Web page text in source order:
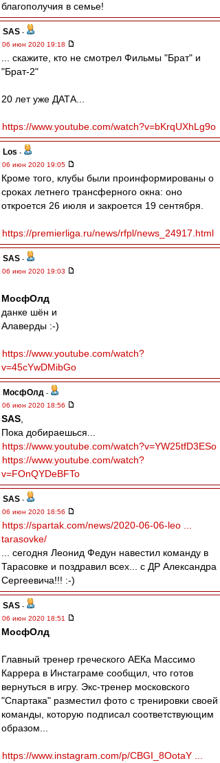
благополучия в семье!
SAS -
06 июн 2020 19:18
... скажите, кто не смотрел Фильмы "Брат" и
"Брат-2"
20 лет уже ДАТА...
https://www.youtube.com/watch?v=bKrqUXhLg9o
Los -
06 июн 2020 19:05
Кроме того, клубы были проинформированы о
сроках летнего трансферного окна: оно
откроется 26 июля и закроется 19 сентября.
https://premierliga.ru/news/rfpl/news_24917.html
SAS -
06 июн 2020 19:03
МосфОлд
данке шён и
Алаверды :-)
https://www.youtube.com/watch?
v=45cYwDMibGo
МосфОлд -
06 июн 2020 18:56
SAS
Пока добираешься...
https://www.youtube.com/watch?v=YW25tfD3ESo
https://www.youtube.com/watch?
v=FOnQYDeBFTo
SAS -
06 июн 2020 18:56
https://spartak.com/news/2020-06-06-leo ...
tarasovke/
... сегодня Леонид Федун навестил команду в
Тарасовке и поздравил всех... с ДР Александра
Сергеевича!!! :-)
SAS -
06 июн 2020 18:51
МосфОлд
Главный тренер греческого АЕКа Массимо
Каррера в Инстаграме сообщил, что готов
вернуться в игру. Экс-тренер московского
"Спартака" разместил фото с тренировки своей
команды, которую подписал соответствующим
образом...
https://www.instagram.com/p/CBGI_8OotaY ...